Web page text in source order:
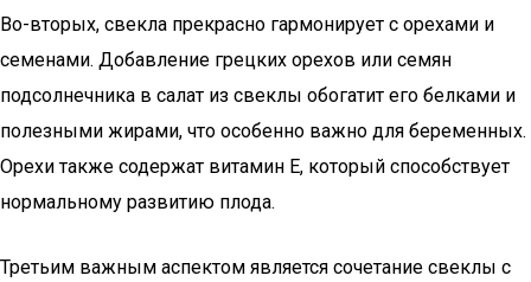
Во-вторых, свекла прекрасно гармонирует с орехами и
семенами. Добавление грецких орехов или семян
подсолнечника в салат из свеклы обогатит его белками и
полезными жирами, что особенно важно для беременных.
Орехи также содержат витамин Е, который способствует
нормальному развитию плода.
Третьим важным аспектом является сочетание свеклы с